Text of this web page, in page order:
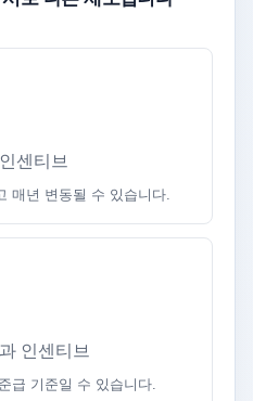
센티브
매년 변동될 수 있습니다.
인센티브
급 기준일 수 있습니다.